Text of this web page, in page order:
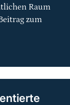
Raum
zum